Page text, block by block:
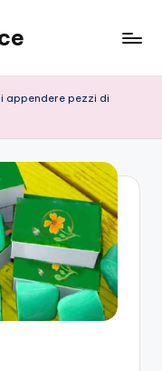
appendere pezzi di